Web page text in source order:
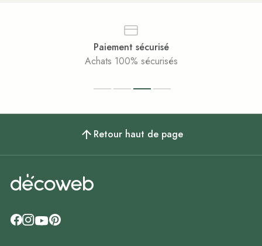
Service client
Disponible et à votre écoute
Retour haut de page